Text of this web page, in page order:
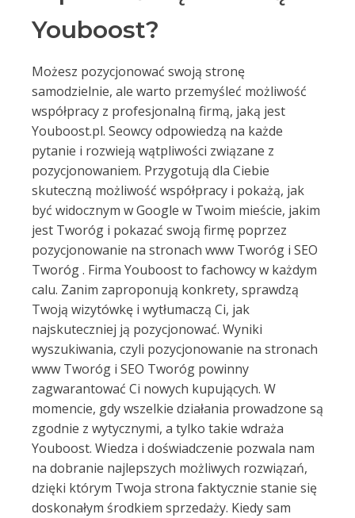
Youboost?
Możesz pozycjonować swoją stronę
samodzielnie, ale warto przemyśleć możliwość
współpracy z profesjonalną firmą, jaką jest
Youboost.pl. Seowcy odpowiedzą na każde
pytanie i rozwieją wątpliwości związane z
pozycjonowaniem. Przygotują dla Ciebie
skuteczną możliwość współpracy i pokażą, jak
być widocznym w Google w Twoim mieście, jakim
jest Tworóg i pokazać swoją firmę poprzez
pozycjonowanie na stronach www Tworóg i SEO
Tworóg . Firma Youboost to fachowcy w każdym
calu. Zanim zaproponują konkrety, sprawdzą
Twoją wizytówkę i wytłumaczą Ci, jak
najskuteczniej ją pozycjonować. Wyniki
wyszukiwania, czyli pozycjonowanie na stronach
www Tworóg i SEO Tworóg powinny
zagwarantować Ci nowych kupujących. W
momencie, gdy wszelkie działania prowadzone są
zgodnie z wytycznymi, a tylko takie wdraża
Youboost. Wiedza i doświadczenie pozwala nam
na dobranie najlepszych możliwych rozwiązań,
dzięki którym Twoja strona faktycznie stanie się
doskonałym środkiem sprzedaży. Kiedy sam